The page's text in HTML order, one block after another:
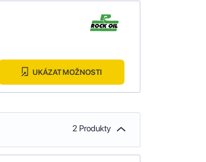
UKÁZAT MOŽNOSTI
2 Produkty